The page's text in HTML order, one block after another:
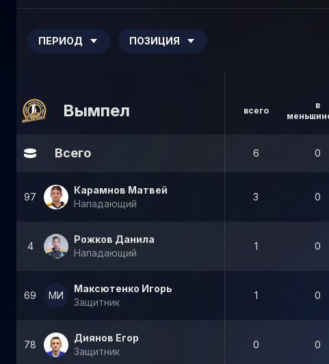
ПЕРИОД ПОЗИЦИЯ
Вымпел всего
в
Всего 6 0
97
Карамнов Матвей
Нападающий
3 0
4
Рожков Данила
Нападающий
1 0
69 МИ
Максютенко Игорь
Защитник
1 0
78
Диянов Егор
Защитник
0 0